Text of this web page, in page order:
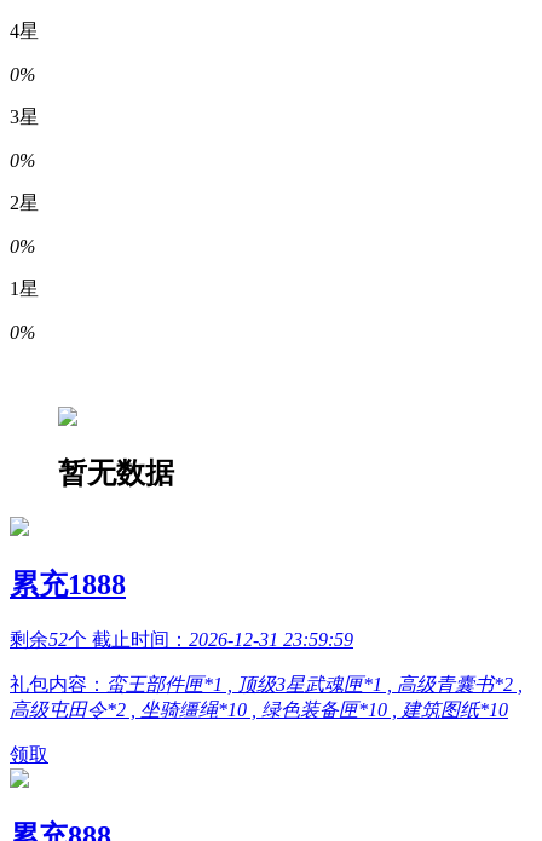
4星
0%
3星
0%
2星
0%
1星
0%
暂无数据
累充1888
剩余52个 截止时间： 2026-12-31 23:59:59
礼包内容： 蛮王部件匣*1 , 顶级3星武魂匣*1 , 高级青囊书*2 ,
高级屯田令*2 , 坐骑缰绳*10 , 绿色装备匣*10 , 建筑图纸*10
领取